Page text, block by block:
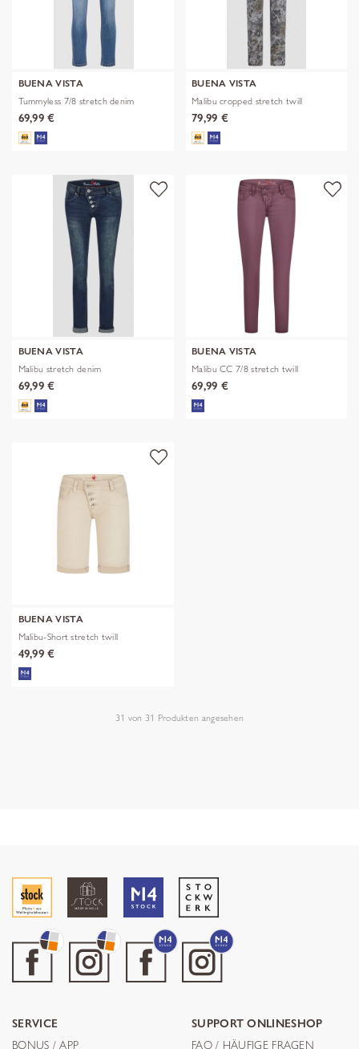
BUENA VISTA
Tummyless 7/8 stretch denim
69,99 €
BUENA VISTA
Malibu cropped stretch twill
79,99 €
BUENA VISTA
Malibu stretch denim
69,99 €
BUENA VISTA
Malibu CC 7/8 stretch twill
69,99 €
BUENA VISTA
Malibu-Short stretch twill
49,99 €
31 von 31 Produkten angesehen
SERVICE
BONUS / APP
SUPPORT ONLINESHOP
FAQ / HÄUFIGE FRAGEN